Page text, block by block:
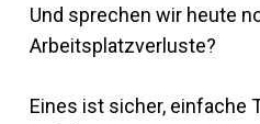
Und sprechen wir heute
Arbeitsplatzverluste?
Eines ist sicher, einfache